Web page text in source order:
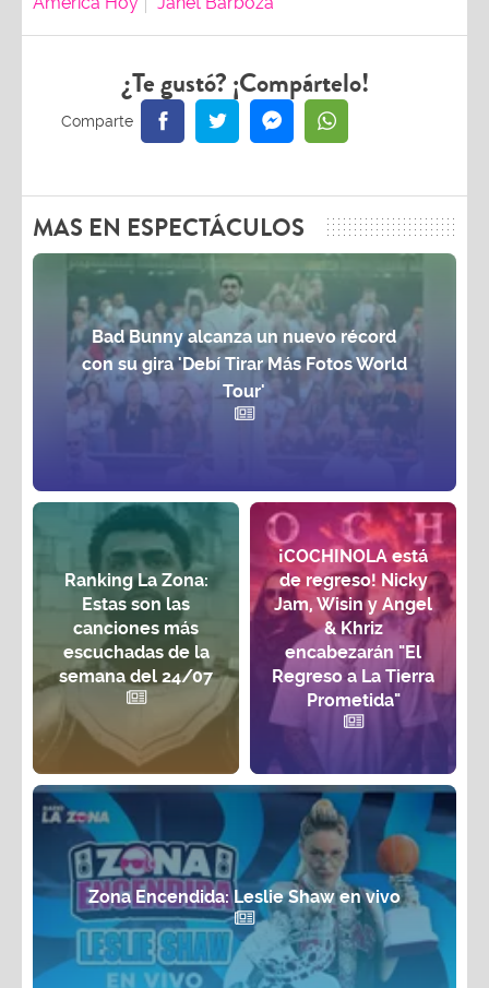
¿Te gustó? ¡Compártelo!
MAS EN ESPECTÁCULOS
Bad Bunny alcanza un nuevo récord
con su gira 'Debí Tirar Más Fotos World
Tour'
Ranking La Zona:
Estas son las
canciones más
escuchadas de la
semana del 24/07
¡COCHINOLA está
de regreso! Nicky
Jam, Wisin y Angel
& Khriz
encabezarán "El
Regreso a La Tierra
Prometida"
Zona Encendida: Leslie Shaw en vivo